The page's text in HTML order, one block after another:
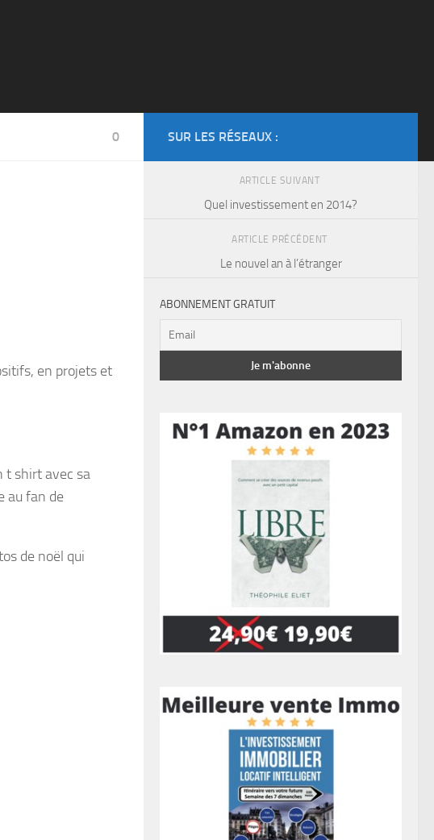
0
en projets et
t shirt avec sa
au fan de
de noël qui
SUR LES RÉSEAUX :
ARTICLE SUIVANT
Quel investissement en 2014?
ARTICLE PRÉCÉDENT
Le nouvel an à l’étranger
ABONNEMENT GRATUIT